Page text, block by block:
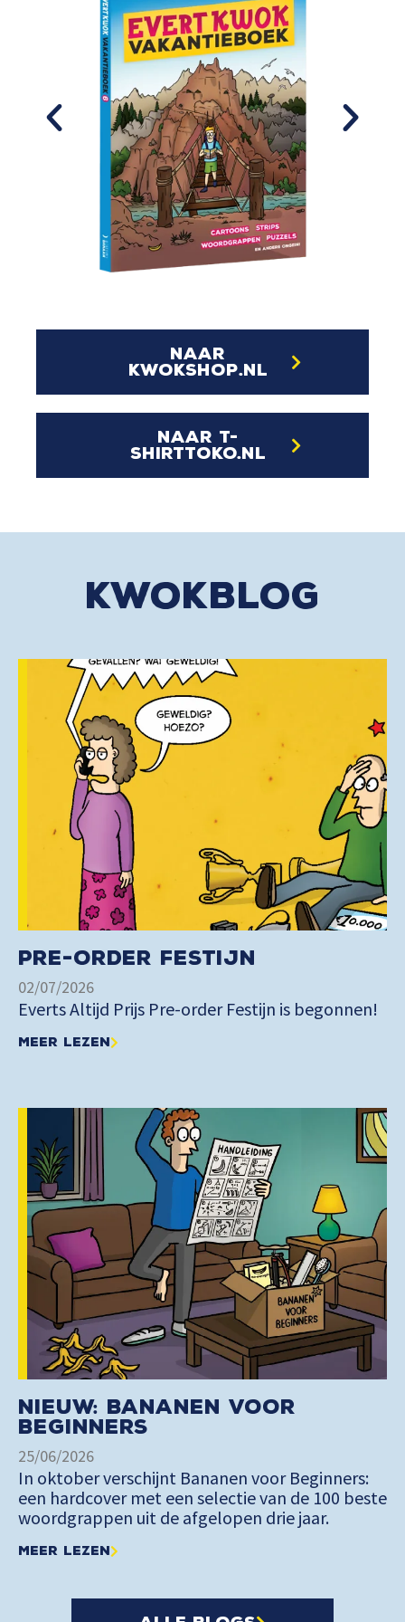
naar
kwokshop.nl
naar t-
shirttoko.nl
kwokblog
Pre-order Festijn
02/07/2026
Everts Altijd Prijs Pre-order Festijn is begonnen!
Meer lezen
Nieuw: Bananen voor
Beginners
25/06/2026
In oktober verschijnt Bananen voor Beginners:
een hardcover met een selectie van de 100 beste
woordgrappen uit de afgelopen drie jaar.
Meer lezen